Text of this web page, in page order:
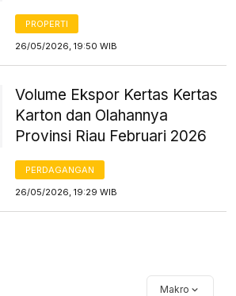
PROPERTI
26/05/2026, 19:50 WIB
Volume Ekspor Kertas Kertas
Karton dan Olahannya
Provinsi Riau Februari 2026
PERDAGANGAN
26/05/2026, 19:29 WIB
Makro